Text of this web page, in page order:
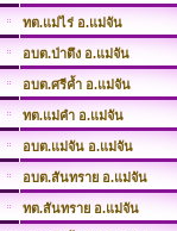
ทต.แม่ไร่ อ.แม่จัน
อบต.ป่าตึง อ.แม่จัน
อบต.ศรีค้ำ อ.แม่จัน
ทต.แม่คำ อ.แม่จัน
อบต.แม่จัน อ.แม่จัน
อบต.สันทราย อ.แม่จัน
ทต.สันทราย อ.แม่จัน